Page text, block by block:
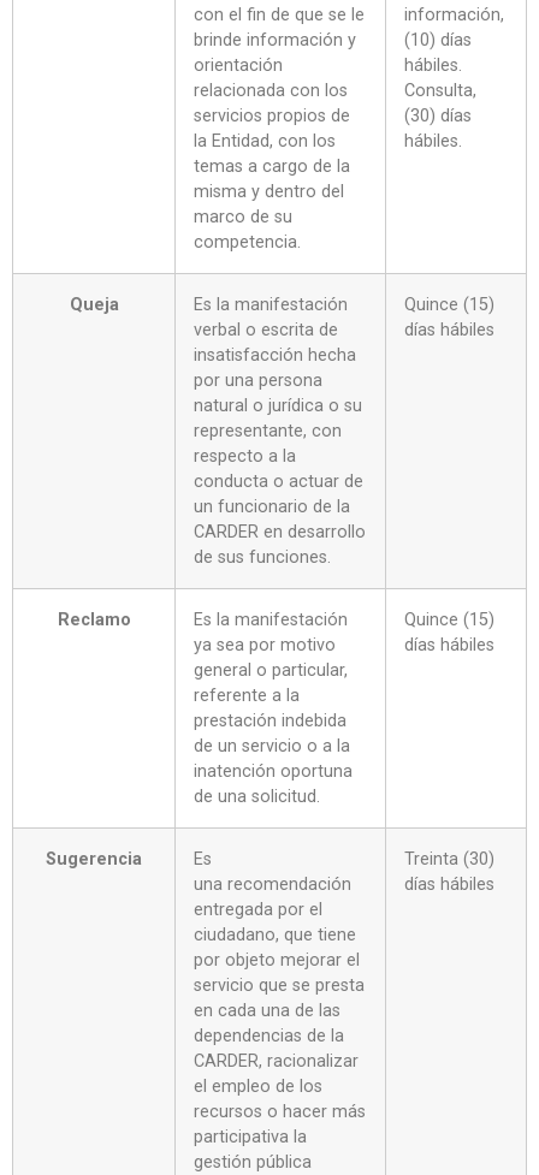
con el fin de que se le
brinde información y
orientación
relacionada con los
servicios propios de
la Entidad, con los
temas a cargo de la
misma y dentro del
marco de su
competencia.
información,
(10) días
hábiles.
Consulta,
(30) días
hábiles.
Queja
Es la manifestación
verbal o escrita de
insatisfacción hecha
por una persona
natural o jurídica o su
representante, con
respecto a la
conducta o actuar de
un funcionario de la
CARDER en desarrollo
de sus funciones.
Quince (15)
días hábiles
Reclamo
Es la manifestación
ya sea por motivo
general o particular,
referente a la
prestación indebida
de un servicio o a la
inatención oportuna
de una solicitud.
Quince (15)
días hábiles
Sugerencia
Es
una recomendación
entregada por el
ciudadano, que tiene
por objeto mejorar el
servicio que se presta
en cada una de las
dependencias de la
CARDER, racionalizar
el empleo de los
recursos o hacer más
participativa la
gestión pública
Treinta (30)
días hábiles